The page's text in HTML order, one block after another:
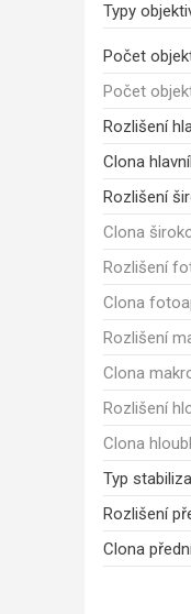
Typy
Počet
Počet
Rozlišení
Clona
Rozlišení
Clona
Rozlišení
Clona
Rozlišení
Clona
Rozlišení
Clona
Typ
Rozlišení
Clona